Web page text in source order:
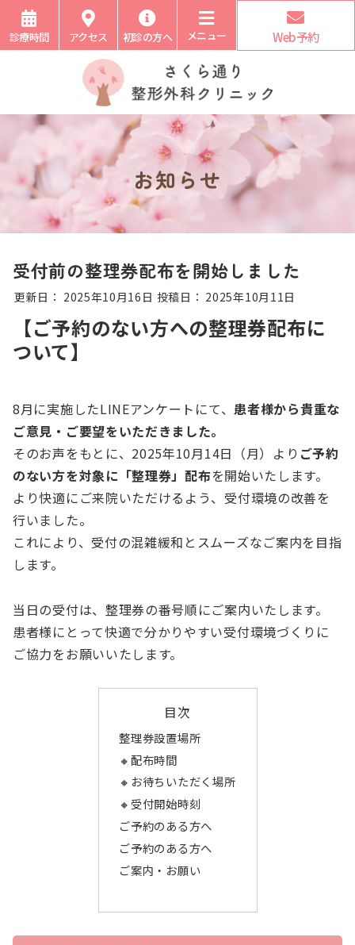
お知らせ
受付前の整理券配布を開始しました
更新日： 2025年10月16日 投稿日： 2025年10月11日
【ご予約のない方への整理券配布に
ついて】
8月に実施したLINEアンケートにて、患者様から貴重な
ご意見・ご要望をいただきました。
そのお声をもとに、2025年10月14日（月）より ご予約
のない方を対象に「整理券」配布を開始いたします。
より快適にご来院いただけるよう、受付環境の改善を
行いました。
これにより、受付の混雑緩和とスムーズなご案内を目指
します。
当日の受付は、整理券の番号順にご案内いたします。
患者様にとって快適で分かりやすい受付環境づくりに
ご協力をお願いいたします。
目次
整理券設置場所
🔸配布時間
🔸お待ちいただく場所
🔸受付開始時刻
ご予約のある方へ
ご予約のある方へ
ご案内・お願い
診療時間 アクセス 初診の方へ メニュー Web予約